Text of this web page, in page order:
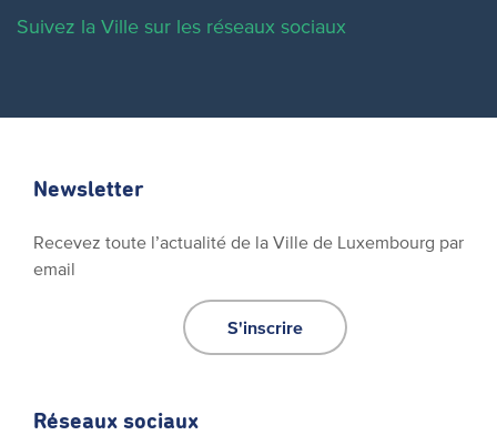
Suivez la Ville sur les réseaux sociaux
Newsletter
Recevez toute l’actualité de la Ville de Luxembourg par
email
S'inscrire
Réseaux sociaux